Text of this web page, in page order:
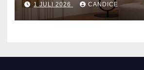
1 JULI 2026 CANDICE